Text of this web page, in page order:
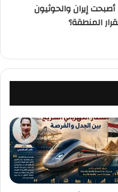
إيران والحوثيون
المنطقة؟